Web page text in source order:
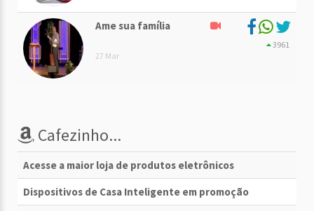
Ame sua família
27 Mar
3961
Cafezinho...
Acesse a maior loja de produtos eletrônicos
Dispositivos de Casa Inteligente em promoção